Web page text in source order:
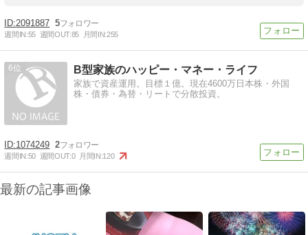
2091887 5
週間IN:55 週間OUT:85 月間IN:255
6 B型家族のハッピー・マネー・ライフ
家族で資産運用。目標１億。現在4600万日本株・外国
株・債券・為替・リートで分散投資。
1074249 2
週間IN:50 週間OUT:0 月間IN:120
最新の記事画像